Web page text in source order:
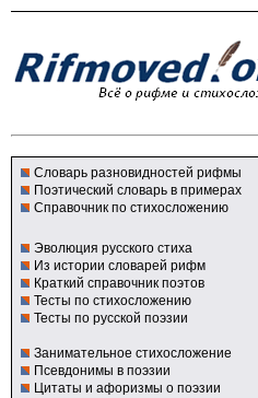
Словарь разновидностей рифмы
Поэтический словарь в примерах
Справочник по стихосложению
Эволюция русского стиха
Из истории словарей рифм
Краткий справочник поэтов
Тесты по стихосложению
Тесты по русской поэзии
Занимательное стихосложение
Псевдонимы в поэзии
Цитаты и афоризмы о поэзии